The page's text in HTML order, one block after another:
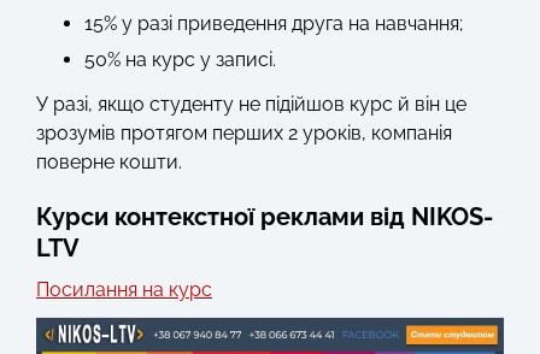
15% у разі приведення друга на навчання;
50% на курс у записі.
У разі, якщо студенту не підійшов курс й він це
зрозумів протягом перших 2 уроків, компанія
поверне кошти.
Курси контекстної реклами від NIKOS-
LTV
Посилання на курс